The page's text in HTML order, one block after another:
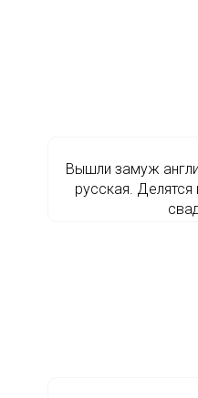
Вышли замуж
русская. Делятся